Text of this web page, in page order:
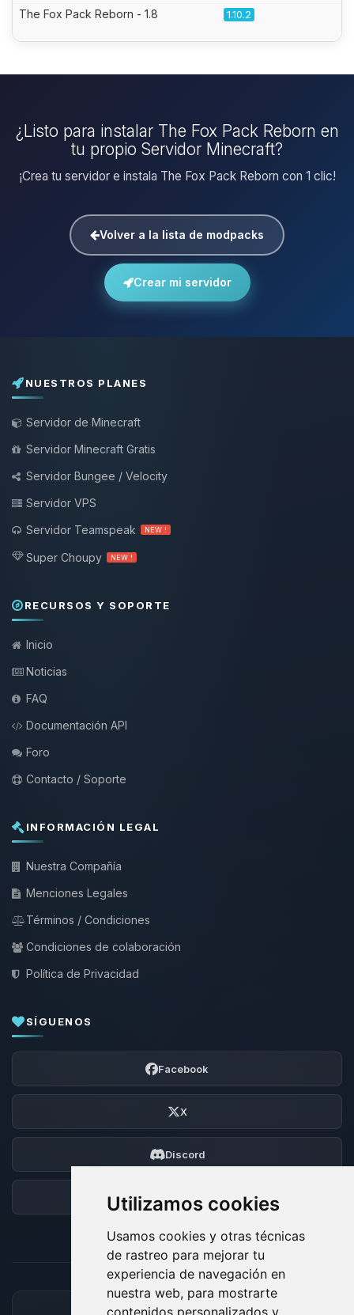
Utilizamos cookies
Usamos cookies y otras técnicas
de rastreo para mejorar tu
experiencia de navegación en
nuestra web, para mostrarte
contenidos personalizados y
The Fox Pack Reborn - 1.8 1.10.2
¿Listo para instalar The Fox Pack Reborn en
tu propio Servidor Minecraft?
¡Crea tu servidor e instala The Fox Pack Reborn con 1 clic!
Volver a la lista de modpacks
Crear mi servidor
NUESTROS PLANES
Servidor de Minecraft
Servidor Minecraft Gratis
Servidor Bungee / Velocity
Servidor VPS
Servidor Teamspeak
NEW !
Super Choupy NEW !
RECURSOS Y SOPORTE
Inicio
Noticias
FAQ
Documentación API
Foro
Contacto / Soporte
INFORMACIÓN LEGAL
Nuestra Compañía
Menciones Legales
Términos / Condiciones
Condiciones de colaboración
Política de Privacidad
SÍGUENOS
Facebook
X
Discord
Foro